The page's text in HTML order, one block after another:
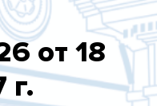
от 18
г.